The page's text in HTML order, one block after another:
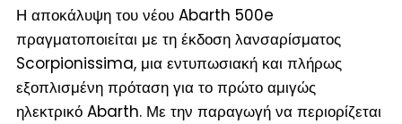
Η αποκάλυψη του νέου Abarth 500e
πραγματοποιείται με τη έκδοση λανσαρίσματος
Scorpionissima, μια εντυπωσιακή και πλήρως
εξοπλισμένη πρόταση για το πρώτο αμιγώς
ηλεκτρικό Abarth. Με την παραγωγή να περιορίζεται